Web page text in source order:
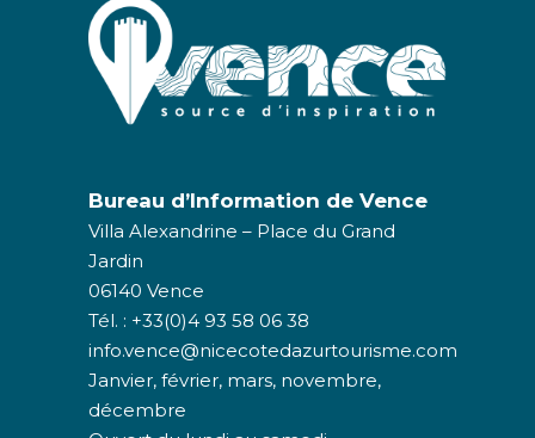
Bureau d’Information de Vence
Villa Alexandrine – Place du Grand
Jardin
06140 Vence
Tél. : +33(0)4 93 58 06 38
info.vence@nicecotedazurtourisme.com
Janvier, février, mars, novembre,
décembre